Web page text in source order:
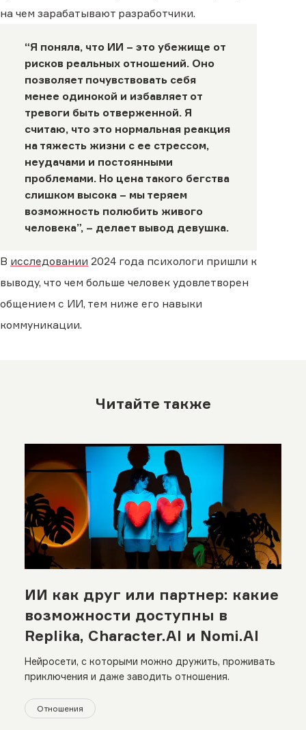
на чем зарабатывают разработчики.
“Я поняла, что ИИ – это убежище от
рисков реальных отношений. Оно
позволяет почувствовать себя
менее одинокой и избавляет от
тревоги быть отверженной. Я
считаю, что это нормальная реакция
на тяжесть жизни с ее стрессом,
неудачами и постоянными
проблемами. Но цена такого бегства
слишком высока – мы теряем
возможность полюбить живого
человека”, – делает вывод девушка.
В исследовании 2024 года психологи пришли к
выводу, что чем больше человек удовлетворен
общением с ИИ, тем ниже его навыки
коммуникации.
Читайте также
ИИ как друг или партнер: какие
возможности доступны в
Replika, Character.AI и Nomi.AI
Нейросети, с которыми можно дружить, проживать
приключения и даже заводить отношения.
Отношения